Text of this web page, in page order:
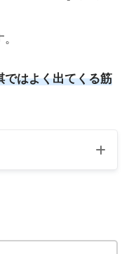
ではよく出てくる筋